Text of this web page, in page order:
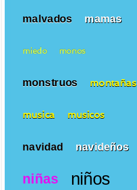
malvados mamas
miedo monos
monstruos montañas
musica musicos
navidad navideños
niñas niños